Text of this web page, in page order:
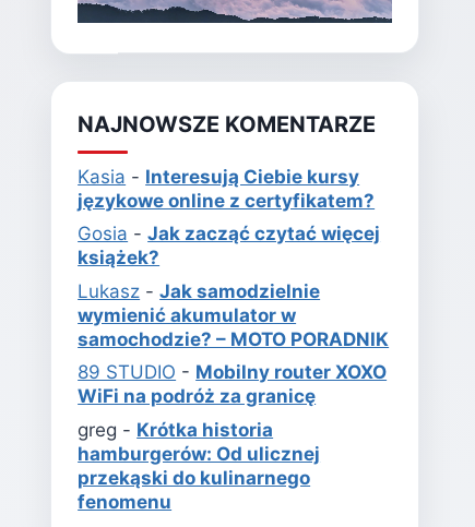
NAJNOWSZE KOMENTARZE
Kasia - Interesują Ciebie kursy
językowe online z certyfikatem?
Gosia -Jak zacząć czytać więcej
książek?
Lukasz -Jak samodzielnie
wymienić akumulator w
samochodzie? – MOTO PORADNIK
89 STUDIO - Mobilny router XOXO
WiFi na podróż za granicę
greg - Krótka historia
hamburgerów: Od ulicznej
przekąski do kulinarnego
fenomenu